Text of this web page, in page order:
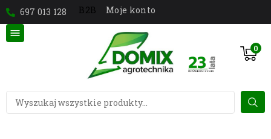
697 013 128 B2B Moje konto
0
